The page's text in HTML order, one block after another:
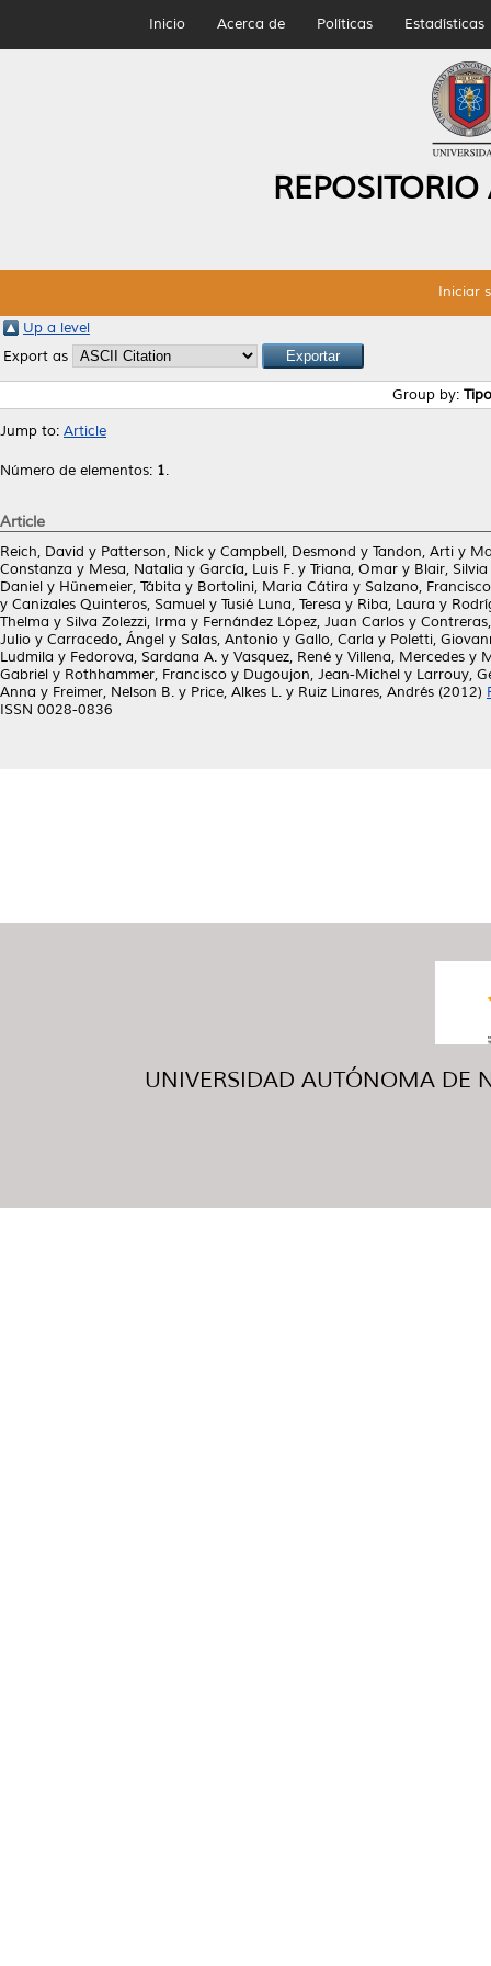
Inicio Acerca de Políticas Estadísticas
Iniciar
Up a level
Export as
Group by:
Jump to: Article
Número de elementos: 1.
Article
Reich, David y Patterson, Nick y Campbell, Desmond y Tandon, Arti y
Constanza y Mesa, Natalia y García, Luis F. y Triana, Omar y Blair, Silvia
Daniel y Hünemeier, Tábita y Bortolini, Maria Cátira y Salzano,
y Canizales Quinteros, Samuel y Tusié Luna, Teresa y Riba, Laura y
Thelma y Silva Zolezzi, Irma y Fernández López, Juan Carlos y
Julio y Carracedo, Ángel y Salas, Antonio y Gallo, Carla y Poletti,
Ludmila y Fedorova, Sardana A. y Vasquez, René y Villena, Mercedes y
Gabriel y Rothhammer, Francisco y Dugoujon, Jean-Michel y Larrouy,
Anna y Freimer, Nelson B. y Price, Alkes L. y Ruiz Linares, Andrés (2012)
ISSN 0028-0836
UNIVERSIDAD AUTÓNOMA DE